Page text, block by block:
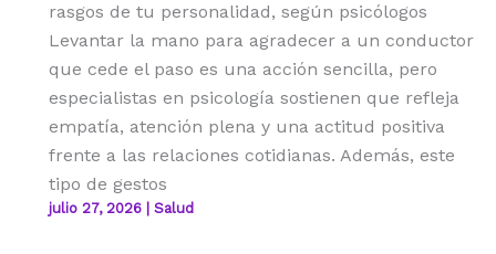
rasgos de tu personalidad, según psicólogos
Levantar la mano para agradecer a un conductor
que cede el paso es una acción sencilla, pero
especialistas en psicología sostienen que refleja
empatía, atención plena y una actitud positiva
frente a las relaciones cotidianas. Además, este
tipo de gestos
julio 27, 2026 Salud